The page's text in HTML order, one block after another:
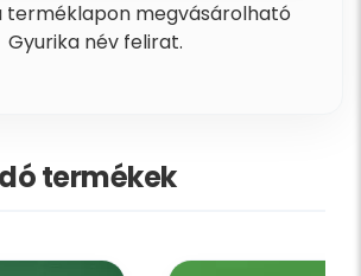
terméklapon megvásárolható
Gyurika név felirat.
termékek